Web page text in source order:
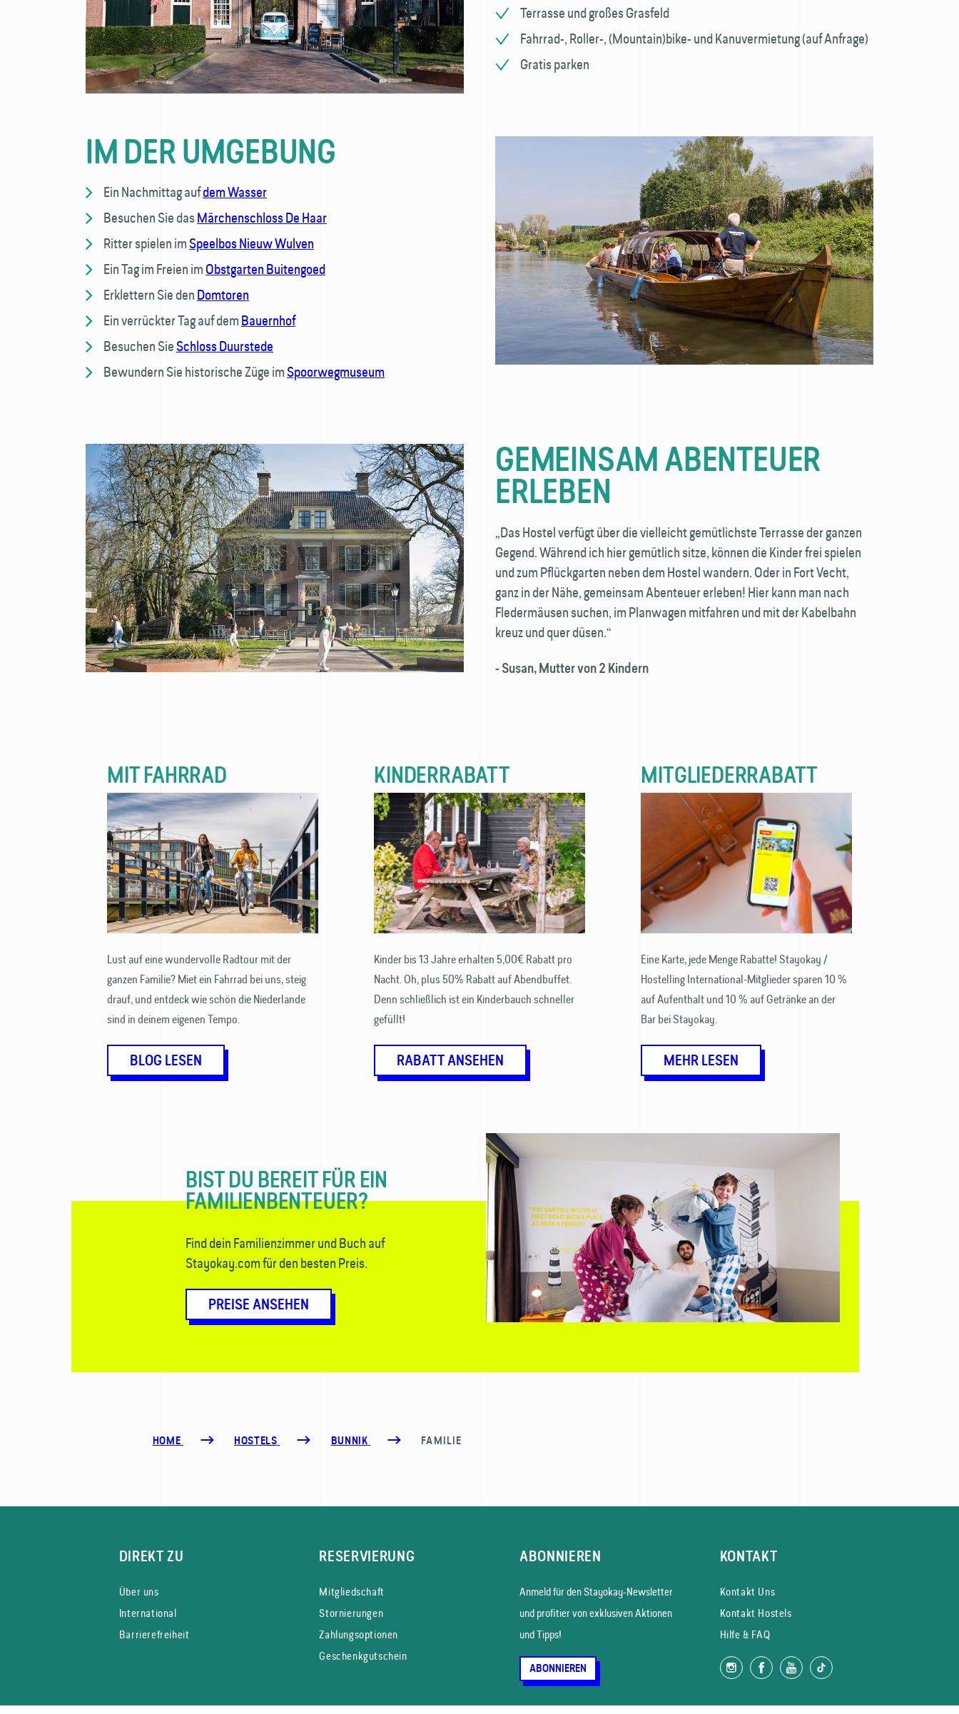
Terrasse und großes Grasfeld
Fahrrad-, Roller-, (Mountain)bike- und Kanuvermietung (auf Anfrage)
Gratis parken
IM DER UMGEBUNG
Ein Nachmittag aufdem Wasser
Besuchen Sie dasMärchenschloss De Haar
Ritter spielen imSpeelbos Nieuw Wulven
Ein Tag im Freien imObstgarten Buitengoed
Erklettern Sie denDomtoren
Ein verrückter Tag auf demBauernhof
Besuchen SieSchloss Duurstede
Bewundern Sie historische Züge imSpoorwegmuseum
GEMEINSAM ABENTEUER
ERLEBEN
„Das Hostel verfügt über die vielleicht gemütlichste Terrasse der ganzen
Gegend. Während ich hier gemütlich sitze, können die Kinder frei spielen
und zum Pflückgarten neben dem Hostel wandern. Oder in Fort Vecht,
ganz in der Nähe, gemeinsam Abenteuer erleben! Hier kann man nach
Fledermäusen suchen, im Planwagen mitfahren und mit der Kabelbahn
kreuz und quer düsen.“
- Susan, Mutter von 2 Kindern
MIT FAHRRAD
Lust auf eine wundervolle Radtour mit der
ganzen Familie? Miet ein Fahrrad bei uns, steig
drauf, und entdeck wie schön die Niederlande
sind in deinem eigenen Tempo.
BLOG LESEN
KINDERRABATT
Kinder bis 13 Jahre erhalten 5,00€ Rabatt pro
Nacht. Oh, plus 50% Rabatt auf Abendbuffet.
Denn schließlich ist ein Kinderbauch schneller
gefüllt!
RABATT ANSEHEN
MITGLIEDERRABATT
Eine Karte, jede Menge Rabatte! Stayokay /
Hostelling International-Mitglieder sparen 10 %
auf Aufenthalt und 10 % auf Getränke an der
Bar bei Stayokay.
MEHR LESEN
BIST DU BEREIT FÜR EIN
FAMILIENBENTEUER?
Find dein Familienzimmer und Buch auf
Stayokay.com für den besten Preis.
PREISE ANSEHEN
HOME HOSTELS BUNNIK FAMILIE
DIREKT ZU
Über uns
International
Barrierefreiheit
RESERVIERUNG
Mitgliedschaft
Stornierungen
Zahlungsoptionen
Geschenkgutschein
ABONNIEREN
Anmeld für den Stayokay-News­letter
und profitier von exklusiven Aktionen
und Tipps!
ABONNIEREN
KONTAKT
Kontakt Uns
Kontakt Hostels
Hilfe & FAQ